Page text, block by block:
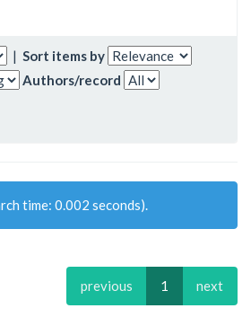
| Sort items by
Authors/record
time: 0.002 seconds).
previous 1 next